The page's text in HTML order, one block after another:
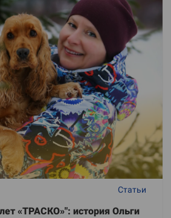
Статьи
«ТРАСКО»": история Ольги